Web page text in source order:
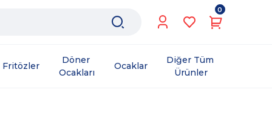
0
Fritözler
Döner
Ocakları
Ocaklar
Diğer Tüm
Ürünler